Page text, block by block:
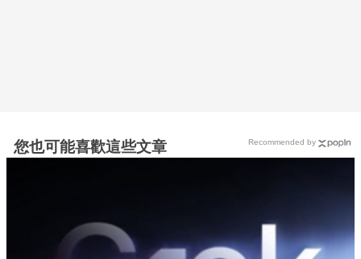
您也可能喜歡這些文章 Recommended by